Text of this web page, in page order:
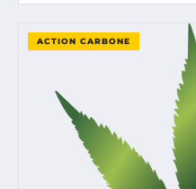
ACTION CARBONE